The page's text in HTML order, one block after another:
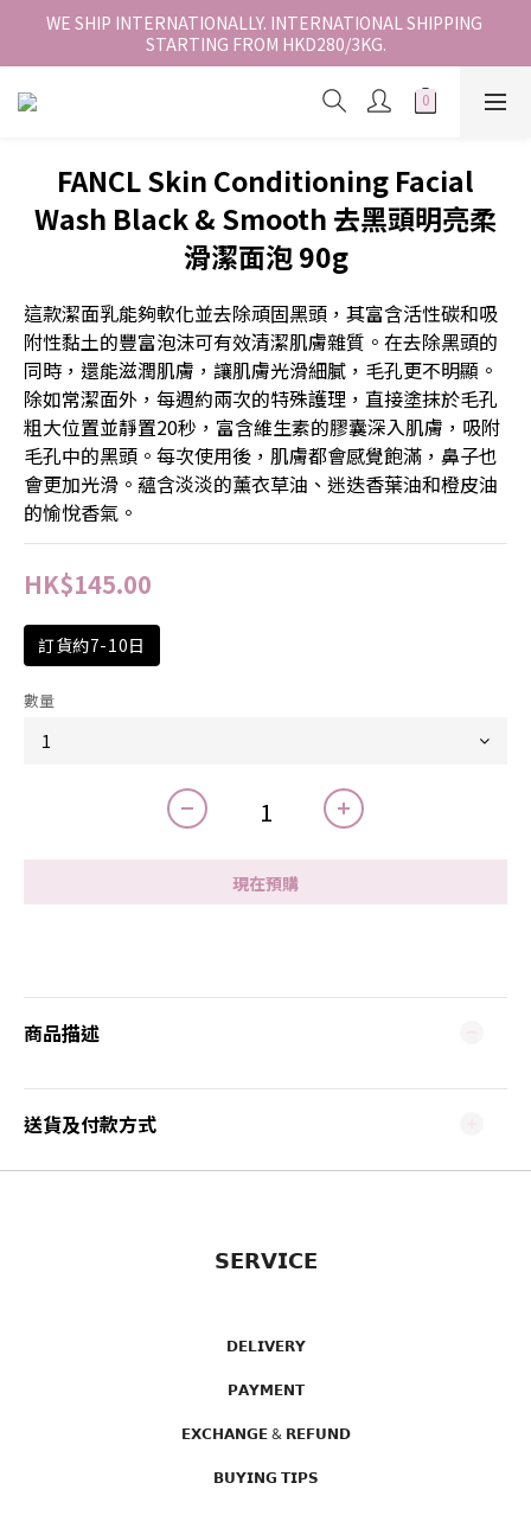
香港地區全店免運。免運費適用於香港順豐站、營業點或智能櫃取
件。
WE SHIP INTERNATIONALLY. INTERNATIONAL SHIPPING
STARTING FROM HKD280/3KG.
香港地區全店免運。免運費適用於香港順豐站、營業點或智能櫃取
FANCL Skin Conditioning Facial
Wash Black & Smooth 去黑頭明亮柔
滑潔面泡 90g
這款潔面乳能夠軟化並去除頑固黑頭，其富含活性碳和吸
附性黏土的豐富泡沫可有效清潔肌膚雜質。在去除黑頭的
同時，還能滋潤肌膚，讓肌膚光滑細膩，毛孔更不明顯。
除如常潔面外，每週約兩次的特殊護理，直接塗抹於毛孔
粗大位置並靜置20秒，富含維生素的膠囊深入肌膚，吸附
毛孔中的黑頭。每次使用後，肌膚都會感覺飽滿，鼻子也
會更加光滑。蘊含淡淡的薰衣草油、迷迭香葉油和橙皮油
的愉悅香氣。
HK$145.00
訂貨約7-10日
數量
現在預購
商品描述
送貨及付款方式
𝗦𝗘𝗥𝗩𝗜𝗖𝗘
𝗗𝗘𝗟𝗜𝗩𝗘𝗥𝗬
𝗣𝗔𝗬𝗠𝗘𝗡𝗧
𝗘𝗫𝗖𝗛𝗔𝗡𝗚𝗘 & 𝗥𝗘𝗙𝗨𝗡𝗗
𝗕𝗨𝗬𝗜𝗡𝗚 𝗧𝗜𝗣𝗦